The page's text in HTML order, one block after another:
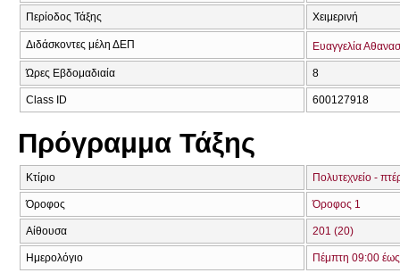
Περίοδος Τάξης Χειμερινή
Διδάσκοντες μέλη ΔΕΠ Ευαγγελία
Ώρες Εβδομαδιαία 8
Class ID 600127918
Πρόγραμμα Τάξης
Κτίριο Πολυτεχνείο -
Όροφος Όροφος 1
Αίθουσα 201 (20)
Ημερολόγιο Πέμπτη 09:00